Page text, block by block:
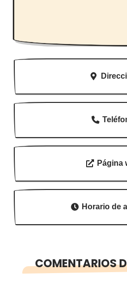
Página
Horario de
COMENTARIOS